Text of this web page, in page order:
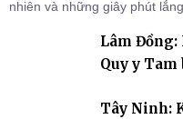
nhiên và những giây phút
Tháp). Những tuần tu học
trang quý báu, gieo những
Lâm Đồng:
Quy y Tam
Tây Ninh: